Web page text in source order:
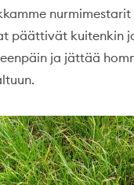
nurmimestarit
päättivät kuitenkin
ja jättää